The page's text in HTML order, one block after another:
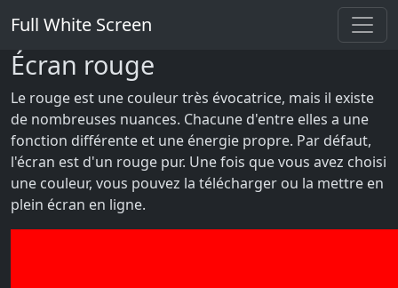
Full White Screen
Écran rouge
Le rouge est une couleur très évocatrice, mais il existe
de nombreuses nuances. Chacune d'entre elles a une
fonction différente et une énergie propre. Par défaut,
l'écran est d'un rouge pur. Une fois que vous avez choisi
une couleur, vous pouvez la télécharger ou la mettre en
plein écran en ligne.